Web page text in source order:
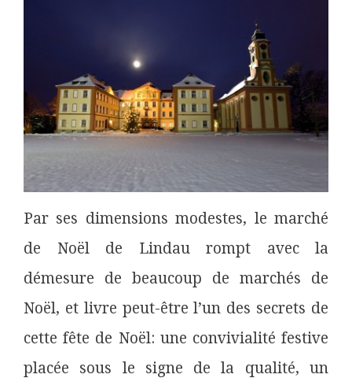
Par ses dimensions modestes, le marché
de Noël de Lindau rompt avec la
démesure de beaucoup de marchés de
Noël, et livre peut-être l’un des secrets de
cette fête de Noël: une convivialité festive
placée sous le signe de la qualité, un